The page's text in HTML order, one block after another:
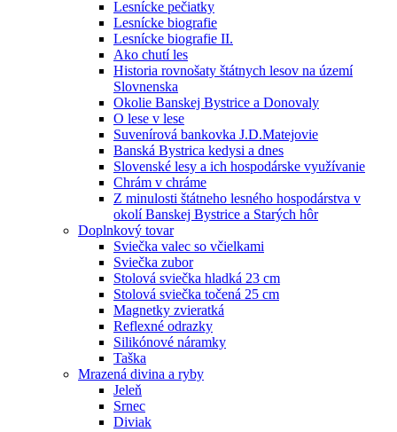
Lesnícke pečiatky
Lesnícke biografie
Lesnícke biografie II.
Ako chutí les
Historia rovnošaty štátnych lesov na území
Slovnenska
Okolie Banskej Bystrice a Donovaly
O lese v lese
Suvenírová bankovka J.D.Matejovie
Banská Bystrica kedysi a dnes
Slovenské lesy a ich hospodárske využívanie
Chrám v chráme
Z minulosti štátneho lesného hospodárstva v
okolí Banskej Bystrice a Starých hôr
Doplnkový tovar
Sviečka valec so včielkami
Sviečka zubor
Stolová sviečka hladká 23 cm
Stolová sviečka točená 25 cm
Magnetky zvieratká
Reflexné odrazky
Silikónové náramky
Taška
Mrazená divina a ryby
Jeleň
Srnec
Diviak